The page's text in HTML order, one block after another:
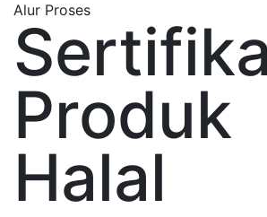
Alur Proses
Produk
Halal